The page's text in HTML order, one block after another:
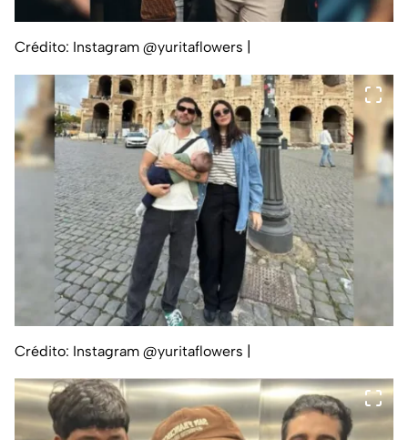
Crédito: Instagram @yuritaflowers
Crédito: Instagram @yuritaflowers |